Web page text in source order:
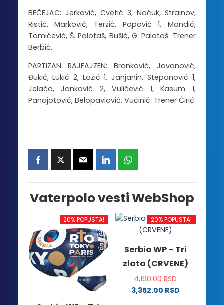
BEČEJAC: Jerković, Cvetić 3, Naćuk, Strainov,
Ristić, Marković, Terzić, Popović 1, Mandić,
Tomićević, Š. Palotaš, Bušić, G. Palotaš. Trener
Berbić.
PARTIZAN RAJFAJZEN: Branković, Jovanović,
Đukić, Lukić 2, Lazić 1, Janjanin, Stepanović 1,
Jelača, Janković 2, Vuličević 1, Kasum 1,
Panajotović, Belopavlović, Vučinić. Trener Ćirić.
Vaterpolo vesti WebShop
20% POPUSTA! 20% POPUSTA!
Serbia WP – Tri
zlata (CRVENE)
4,190.00RSD
3,352.00 RSD